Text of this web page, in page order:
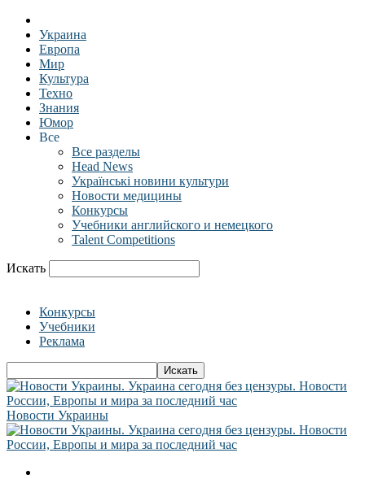
Украина
Европа
Мир
Культура
Техно
Знания
Юмор
Все
Все разделы
Head News
Українські новини культури
Новости медицины
Конкурсы
Учебники английского и немецкого
Talent Competitions
Искать
Конкурсы
Учебники
Реклама
Новости Украины